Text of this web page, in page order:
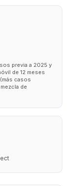
previa a 2025 y
de 12 meses
casos
de